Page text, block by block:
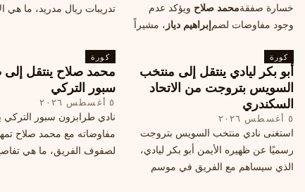
خسارة صفقةمحمد صلاح ويؤكد عدم
وجود مفاوضات لضمإبراهيم دياز ، مشيراً
محتملة أخرى.
تدريبات ريال مدريد، ما هي
كورة
أبو بكر ليادي ينتقل إلى منتخب
السويس بتروجت من الاتحاد
السكندري
٥ أغسطس ٢٠٢٦
استغنى نادي منتخب السويس بتروجت
رسميًا عن ظهيره الأيمن أبو بكر ليادي،
الذي سيساهم مع الفريق في موسم
كورة
محمد صلاح ينتقل
سبور التركي
٥ أغسطس ٢٠٢٦
نادي طرابزون سبور التركي
مفاوضاته مع محمد صلاح
لصفوف الفريق، ما هي